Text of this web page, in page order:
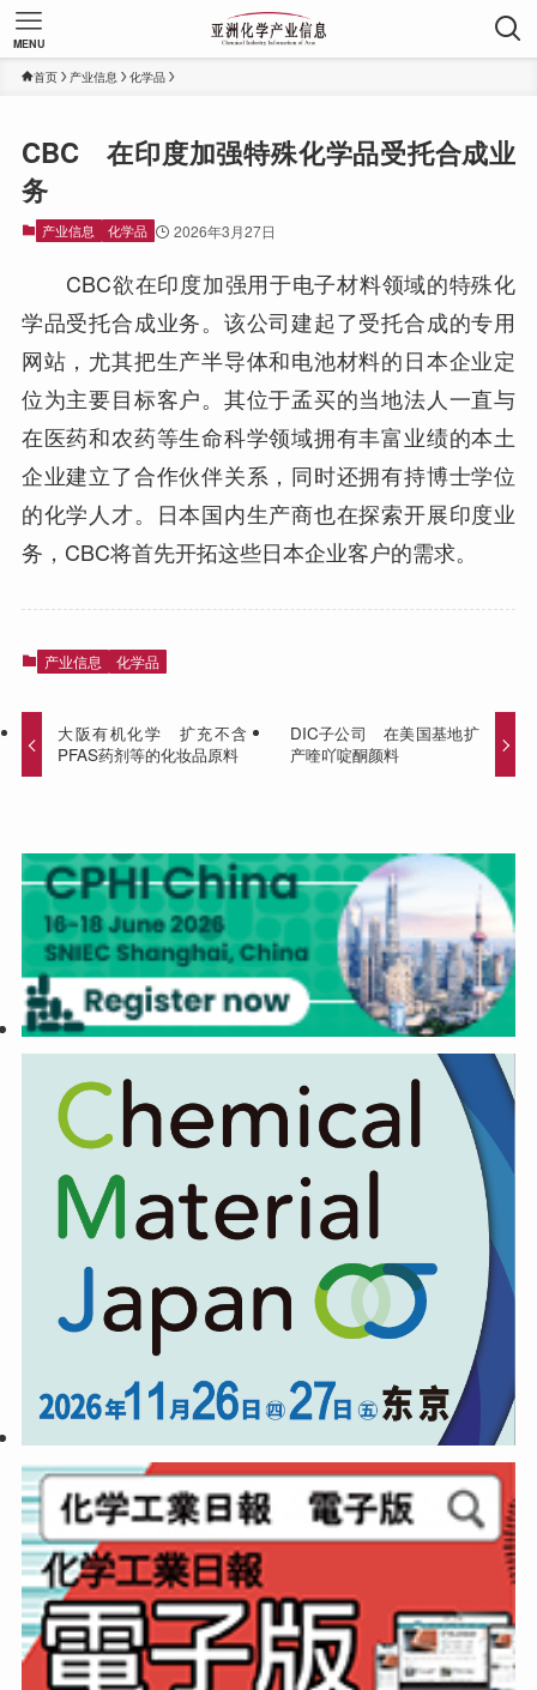
MENU
首页 产业信息 化学品
CBC 在印度加强特殊化学品受托合成业
务
产业信息 化学品 2026年3月27日
CBC欲在印度加强用于电子材料领域的特殊化
学品受托合成业务。该公司建起了受托合成的专用
网站，尤其把生产半导体和电池材料的日本企业定
位为主要目标客户。其位于孟买的当地法人一直与
在医药和农药等生命科学领域拥有丰富业绩的本土
企业建立了合作伙伴关系，同时还拥有持博士学位
的化学人才。日本国内生产商也在探索开展印度业
务，CBC将首先开拓这些日本企业客户的需求。
产业信息 化学品
大阪有机化学 扩充不含
PFAS药剂等的化妆品原料
DIC子公司 在美国基地扩
产喹吖啶酮颜料